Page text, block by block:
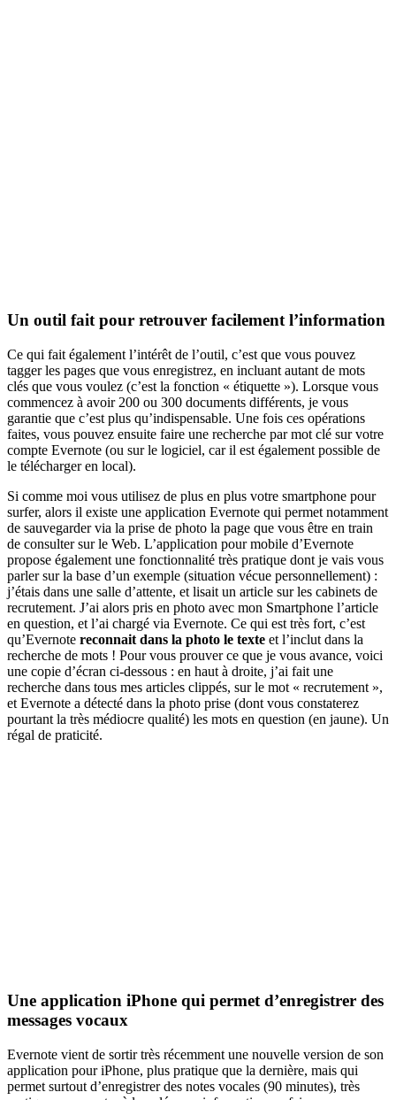
Un outil fait pour retrouver facilement l’information
Ce qui fait également l’intérêt de l’outil, c’est que vous pouvez
tagger les pages que vous enregistrez, en incluant autant de mots
clés que vous voulez (c’est la fonction « étiquette »). Lorsque vous
commencez à avoir 200 ou 300 documents différents, je vous
garantie que c’est plus qu’indispensable. Une fois ces opérations
faites, vous pouvez ensuite faire une recherche par mot clé sur votre
compte Evernote (ou sur le logiciel, car il est également possible de
le télécharger en local).
Si comme moi vous utilisez de plus en plus votre smartphone pour
surfer, alors il existe une application Evernote qui permet notamment
de sauvegarder via la prise de photo la page que vous être en train
de consulter sur le Web. L’application pour mobile d’Evernote
propose également une fonctionnalité très pratique dont je vais vous
parler sur la base d’un exemple (situation vécue personnellement) :
j’étais dans une salle d’attente, et lisait un article sur les cabinets de
recrutement. J’ai alors pris en photo avec mon Smartphone l’article
en question, et l’ai chargé via Evernote. Ce qui est très fort, c’est
qu’Evernote reconnait dans la photo le texte et l’inclut dans la
recherche de mots ! Pour vous prouver ce que je vous avance, voici
une copie d’écran ci-dessous : en haut à droite, j’ai fait une
recherche dans tous mes articles clippés, sur le mot « recrutement »,
et Evernote a détecté dans la photo prise (dont vous constaterez
pourtant la très médiocre qualité) les mots en question (en jaune). Un
régal de praticité.
Une application iPhone qui permet d’enregistrer des
messages vocaux
Evernote vient de sortir très récemment une nouvelle version de son
application pour iPhone, plus pratique que la dernière, mais qui
permet surtout d’enregistrer des notes vocales (90 minutes), très